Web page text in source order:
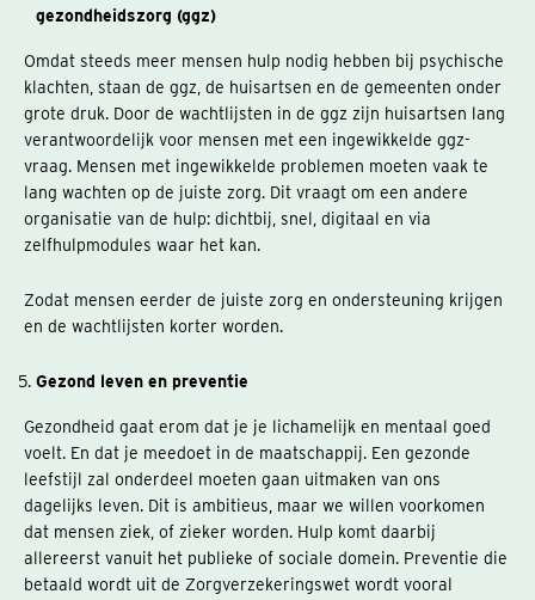
gezondheidszorg (ggz)
Omdat steeds meer mensen hulp nodig hebben bij psychische
klachten, staan de ggz, de huisartsen en de gemeenten onder
grote druk. Door de wachtlijsten in de ggz zijn huisartsen lang
verantwoordelijk voor mensen met een ingewikkelde ggz-
vraag. Mensen met ingewikkelde problemen moeten vaak te
lang wachten op de juiste zorg. Dit vraagt om een andere
organisatie van de hulp: dichtbij, snel, digitaal en via
zelfhulpmodules waar het kan.
Zodat mensen eerder de juiste zorg en ondersteuning krijgen
en de wachtlijsten korter worden.
Gezond leven en preventie
Gezondheid gaat erom dat je je lichamelijk en mentaal goed
voelt. En dat je meedoet in de maatschappij. Een gezonde
leefstijl zal onderdeel moeten gaan uitmaken van ons
dagelijks leven. Dit is ambitieus, maar we willen voorkomen
dat mensen ziek, of zieker worden. Hulp komt daarbij
allereerst vanuit het publieke of sociale domein. Preventie die
betaald wordt uit de Zorgverzekeringswet wordt vooral